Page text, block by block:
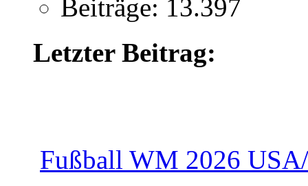
Beiträge: 13.397
Letzter Beitrag:
Fußball WM 2026